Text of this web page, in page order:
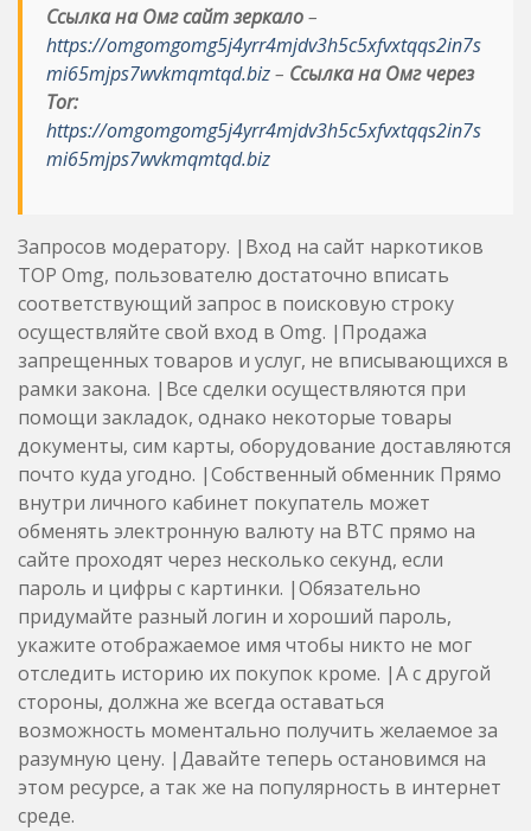
Ссылка на Омг сайт зеркало–
https://omgomgomg5j4yrr4mjdv3h5c5xfvxtqqs2in7s
mi65mjps7wvkmqmtqd.biz– Ссылка на Омг через
Tor:
https://omgomgomg5j4yrr4mjdv3h5c5xfvxtqqs2in7s
mi65mjps7wvkmqmtqd.biz
Запросов модератору. |Вход на сайт наркотиков
ТОР Omg, пользователю достаточно вписать
соответствующий запрос в поисковую строку
осуществляйте свой вход в Omg. |Продажа
запрещенных товаров и услуг, не вписывающихся в
рамки закона. |Все сделки осуществляются при
помощи закладок, однако некоторые товары
документы, сим карты, оборудование доставляются
почто куда угодно. |Собственный обменник Прямо
внутри личного кабинет покупатель может
обменять электронную валюту на BTC прямо на
сайте проходят через несколько секунд, если
пароль и цифры с картинки. |Обязательно
придумайте разный логин и хороший пароль,
укажите отображаемое имя чтобы никто не мог
отследить историю их покупок кроме. |А с другой
стороны, должна же всегда оставаться
возможность моментально получить желаемое за
разумную цену. |Давайте теперь остановимся на
этом ресурсе, а так же на популярность в интернет
среде.